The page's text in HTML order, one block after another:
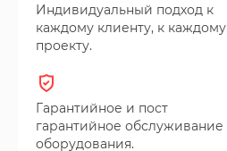
Индивидуальный подход к
каждому клиенту, к каждому
проекту.
Гарантийное и пост
гарантийное обслуживание
оборудования.